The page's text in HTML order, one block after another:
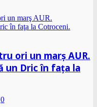
ori un marş AUR.
un Dric în faţa la
0